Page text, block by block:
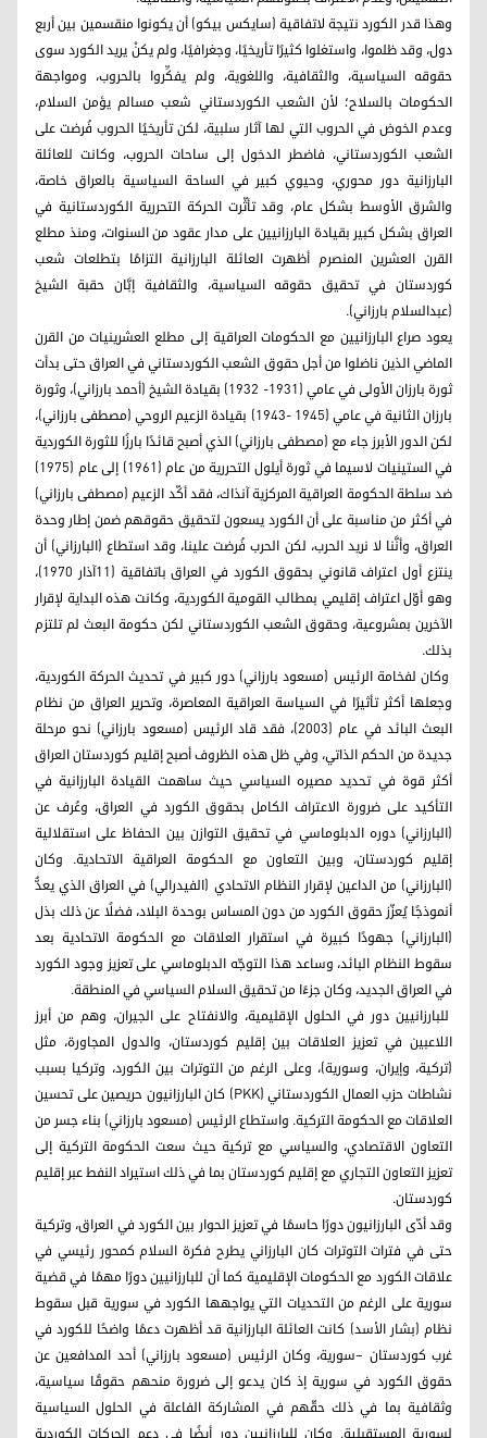
وهذا قدر الكورد نتيجة لاتفاقية (سايكس بيكو) أن يكونوا منقسمين بين أربع
دول، وقد ظلموا، واستغلوا كثيرًا تأريخيًا، وجغرافيًا، ولم يكنْ يريد الكورد سوى
حقوقه السياسية، والثقافية، واللغوية، ولم يفكِّروا بالحروب، ومواجهة
الحكومات بالسلاح؛ لأن الشعب الكوردستاني شعب مسالم يؤمن السلام،
وعدم الخوض في الحروب التي لها آثار سلبية، لكن تأريخيًا الحروب فُرضت على
الشعب الكوردستاني، فاضطر الدخول إلى ساحات الحروب، وكانت للعائلة
البارزانية دور محوري، وحيوي كبير في الساحة السياسية بالعراق خاصة،
والشرق الأوسط بشكل عام، وقد تأثّرت الحركة التحررية الكوردستانية في
العراق بشكل كبير بقيادة البارزانيين على مدار عقود من السنوات، ومنذ مطلع
القرن العشرين المنصرم أظهرت العائلة البارزانية التزامًا بتطلعات شعب
كوردستان في تحقيق حقوقه السياسية، والثقافية إبَّان حقبة الشيخ
(عبدالسلام بارزاني).
يعود صراع البارزانيين مع الحكومات العراقية إلى مطلع العشرينيات من القرن
الماضي الذين ناضلوا من أجل حقوق الشعب الكوردستاني في العراق حتى بدأت
ثورة بارزان الأولى في عامي (1931- 1932) بقيادة الشيخ (أحمد بارزاني)، وثورة
بارزان الثانية في عامي (1945 -1943) بقيادة الزعيم الروحي (مصطفى بارزاني)،
لكن الدور الأبرز جاء مع (مصطفى بارزاني) الذي أصبح قائدًا بارزًا للثورة الكوردية
في الستينيات لاسيما في ثورة أيلول التحررية من عام (1961) إلى عام (1975)
ضد سلطة الحكومة العراقية المركزية آنذاك، فقد أكّد الزعيم (مصطفى بارزاني)
في أكثر من مناسبة على أن الكورد يسعون لتحقيق حقوقهم ضمن إطار وحدة
العراق، وأنَّنا لا نريد الحرب، لكن الحرب فُرضت علينا، وقد استطاع (البارزاني) أن
ينتزع أول اعتراف قانوني بحقوق الكورد في العراق باتفاقية (11آذار 1970)،
وهو أوّل اعتراف إقليمي بمطالب القومية الكوردية، وكانت هذه البداية لإقرار
الآخرين بمشروعية، وحقوق الشعب الكوردستاني لكن حكومة البعث لم تلتزم
بذلك.
وكان لفخامة الرئيس (مسعود بارزاني) دور كبير في تحديث الحركة الكوردية،
وجعلها أكثر تأثيرًا في السياسة العراقية المعاصرة، وتحرير العراق من نظام
البعث البائد في عام (2003)، فقد قاد الرئيس (مسعود بارزاني) نحو مرحلة
جديدة من الحكم الذاتي، وفي ظل هذه الظروف أصبح إقليم كوردستان العراق
أكثر قوة في تحديد مصيره السياسي حيث ساهمت القيادة البارزانية في
التأكيد على ضرورة الاعتراف الكامل بحقوق الكورد في العراق، وعُرف عن
(البارزاني) دوره الدبلوماسي في تحقيق التوازن بين الحفاظ على استقلالية
إقليم كوردستان، وبين التعاون مع الحكومة العراقية الاتحادية. وكان
(البارزاني) من الداعين لإقرار النظام الاتحادي (الفيدرالي) في العراق الذي يعدُّ
أنموذجًا يُعزّز حقوق الكورد من دون المساس بوحدة البلاد، فضلًا عن ذلك بذل
(البارزاني) جهودًا كبيرة في استقرار العلاقات مع الحكومة الاتحادية بعد
سقوط النظام البائد، وساعد هذا التوجّه الدبلوماسي على تعزيز وجود الكورد
في العراق الجديد، وكان جزءًا من تحقيق السلام السياسي في المنطقة.
للبارزانيين دور في الحلول الإقليمية، والانفتاح على الجيران، وهم من أبرز
اللاعبين في تعزيز العلاقات بين إقليم كوردستان، والدول المجاورة، مثل
(تركية، وإيران، وسورية)، وعلى الرغم من التوترات بين الكورد، وتركيا بسبب
نشاطات حزب العمال الكوردستاني (PKK) كان البارزانيون حريصين على تحسين
العلاقات مع الحكومة التركية. واستطاع الرئيس (مسعود بارزاني) بناء جسر من
التعاون الاقتصادي، والسياسي مع تركية حيث سعت الحكومة التركية إلى
تعزيز التعاون التجاري مع إقليم كوردستان بما في ذلك استيراد النفط عبر إقليم
كوردستان.
وقد أدّى البارزانيون دورًا حاسمًا في تعزيز الحوار بين الكورد في العراق، وتركية
حتى في فترات التوترات كان البارزاني يطرح فكرة السلام كمحور رئيسي في
علاقات الكورد مع الحكومات الإقليمية كما أن للبارزانيين دورًا مهمًا في قضية
سورية على الرغم من التحديات التي يواجهها الكورد في سورية قبل سقوط
نظام (بشار الأسد) كانت العائلة البارزانية قد أظهرت دعمًا واضحًا للكورد في
غرب كوردستان –سورية، وكان الرئيس (مسعود بارزاني) أحد المدافعين عن
حقوق الكورد في سورية إذ كان يدعو إلى ضرورة منحهم حقوقًا سياسية،
وثقافية بما في ذلك حقّهم في المشاركة الفاعلة في الحلول السياسية